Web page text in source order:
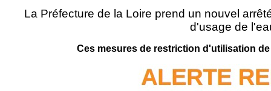
La Préfecture de la Loire prend un nouvel
d'usage de
Ces mesures de restriction d'utilisation